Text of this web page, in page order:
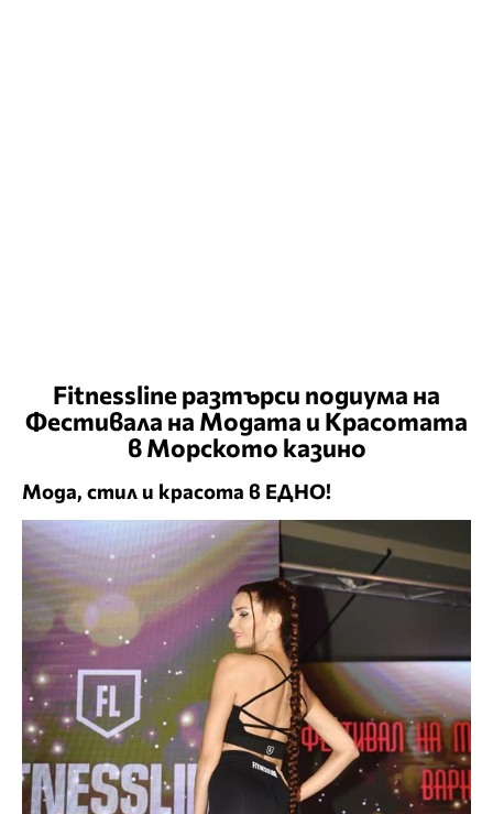
Fitnessline разтърси подиума на
Фестивала на Модата и Красотата
в Морското казино
Мода, стил и красота в ЕДНО!